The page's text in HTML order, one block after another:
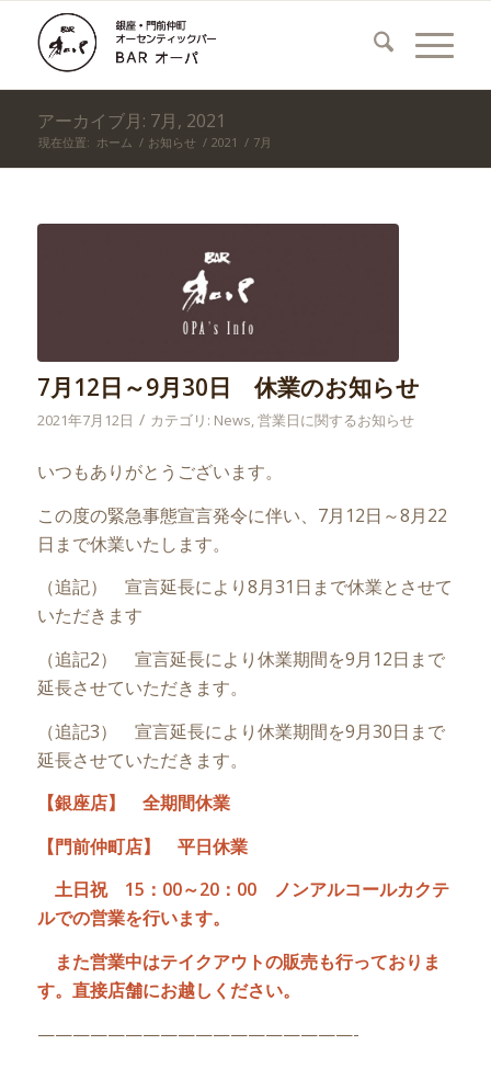
アーカイブ月: 7月, 2021
現在位置: ホーム / お知らせ / 2021 / 7月
7月12日～9月30日 休業のお知らせ
2021年7月12日 / カテゴリ: News,営業日に関するお知らせ
いつもありがとうございます。
この度の緊急事態宣言発令に伴い、7月12日～8月22
日まで休業いたします。
（追記） 宣言延長により8月31日まで休業とさせて
いただきます
（追記2） 宣言延長により休業期間を9月12日まで
延長させていただきます。
（追記3） 宣言延長により休業期間を9月30日まで
延長させていただきます。
【銀座店】 全期間休業
【門前仲町店】 平日休業
土日祝 15：00～20：00 ノンアルコールカクテ
ルでの営業を行います。
また営業中はテイクアウトの販売も行っておりま
す。直接店舗にお越しください。
——————————————————-